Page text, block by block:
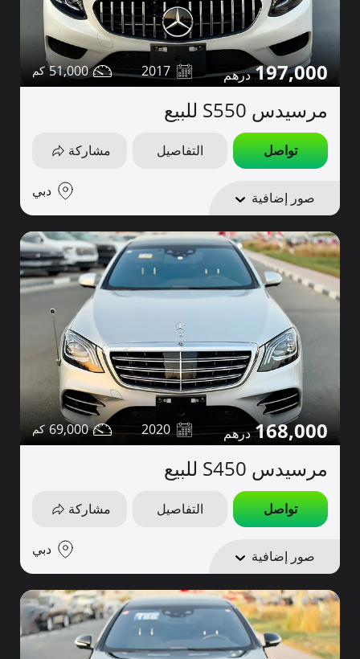
197,000
2017
51,000
مرسيدس S550 للبيع
تواصل التفاصيل مشاركة
صور إضافية دبي
168,000
2020
69,000
مرسيدس S450 للبيع
تواصل التفاصيل مشاركة
صور إضافية دبي